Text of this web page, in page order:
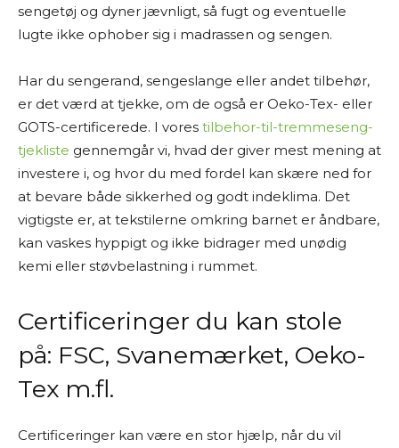
sengetøj og dyner jævnligt, så fugt og eventuelle
lugte ikke ophober sig i madrassen og sengen.
Har du sengerand, sengeslange eller andet tilbehør,
er det værd at tjekke, om de også er Oeko-Tex- eller
GOTS-certificerede. I vores tilbehor-til-tremmeseng-
tjekliste gennemgår vi, hvad der giver mest mening at
investere i, og hvor du med fordel kan skære ned for
at bevare både sikkerhed og godt indeklima. Det
vigtigste er, at tekstilerne omkring barnet er åndbare,
kan vaskes hyppigt og ikke bidrager med unødig
kemi eller støvbelastning i rummet.
Certificeringer du kan stole
på: FSC, Svanemærket, Oeko-
Tex m.fl.
Certificeringer kan være en stor hjælp, når du vil